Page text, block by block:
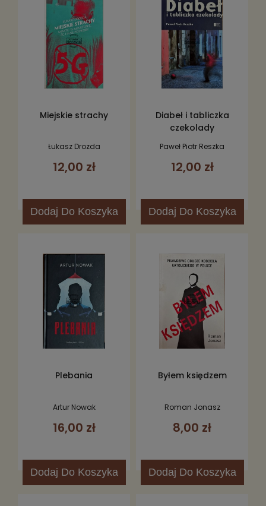
Miejskie strachy
Łukasz Drozda
12,00 zł
Dodaj Do Koszyka
Diabeł i tabliczka
czekolady
Paweł Piotr Reszka
12,00 zł
Dodaj Do Koszyka
Plebania
Artur Nowak
16,00 zł
Dodaj Do Koszyka
Byłem księdzem
Roman Jonasz
8,00 zł
Dodaj Do Koszyka